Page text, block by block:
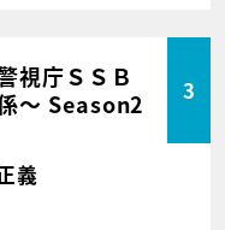
視庁ＳＳＢ
～ Season2
3
義